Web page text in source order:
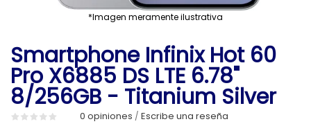
*Imagen meramente ilustrativa
Smartphone Infinix Hot 60
Pro X6885 DS LTE 6.78"
8/256GB - Titanium Silver
0 opiniones / Escribe una reseña